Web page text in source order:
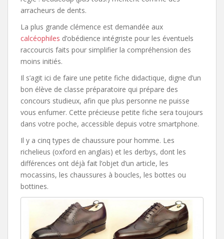
arracheurs de dents.
La plus grande clémence est demandée aux
calcéophiles d’obédience intégriste pour les éventuels
raccourcis faits pour simplifier la compréhension des
moins initiés.
Il s’agit ici de faire une petite fiche didactique, digne d’un
bon élève de classe préparatoire qui prépare des
concours studieux, afin que plus personne ne puisse
vous enfumer. Cette précieuse petite fiche sera toujours
dans votre poche, accessible depuis votre smartphone.
Il y a cinq types de chaussure pour homme. Les
richelieus (oxford en anglais) et les derbys, dont les
différences ont déjà fait l’objet d’un article, les
mocassins, les chaussures à boucles, les bottes ou
bottines.